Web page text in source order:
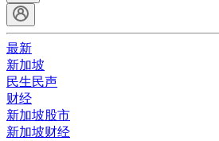
最新
新加坡
民生民声
财经
新加坡股市
新加坡财经